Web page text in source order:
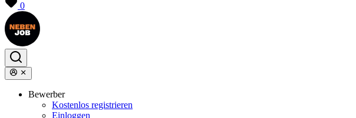
0
Bewerber
Kostenlos registrieren
Einloggen